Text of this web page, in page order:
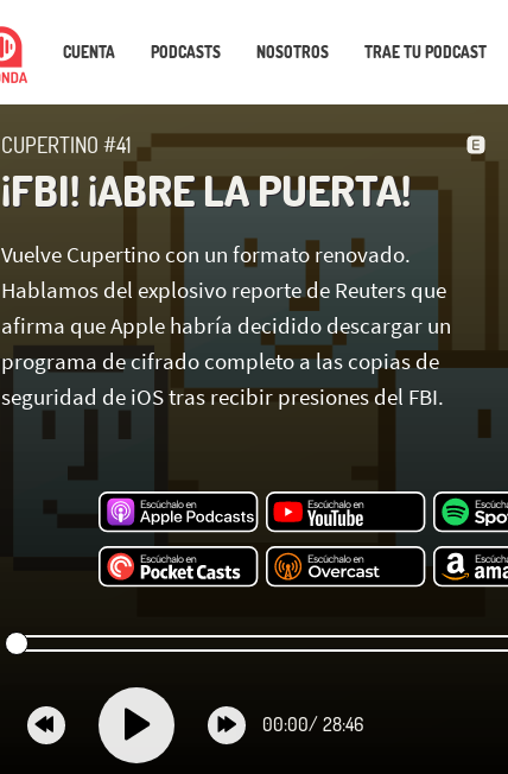
CUENTA PODCASTS NOSOTROS TRAE TU PODCAST
CUPERTINO #41
¡FBI! ¡ABRE LA PUERTA!
Vuelve Cupertino con un formato renovado.
Hablamos del explosivo reporte de Reuters que
afirma que Apple habría decidido descargar un
programa de cifrado completo a las copias de
seguridad de iOS tras recibir presiones del FBI.
00:00/ 28:46